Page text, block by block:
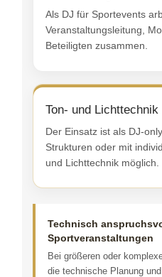
Als DJ für Sportevents
Veranstaltungsleitung,
Beteiligten zusammen.
Ton- und Lichttechnik
Der Einsatz ist als DJ-
Strukturen oder mit
und Lichttechnik möglich.
Technisch
Sportveranstaltungen
Bei größeren oder
die technische Planung